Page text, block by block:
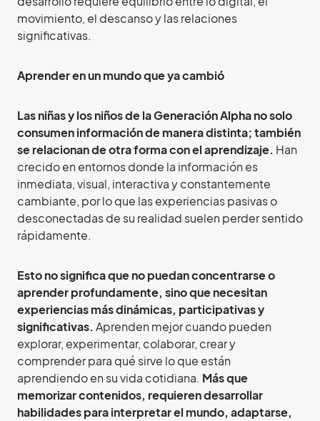
movimiento, el descanso y las relaciones
significativas.
Aprender en un mundo que ya cambió
Las niñas y los niños de la Generación Alpha no solo
consumen información de manera distinta; también
se relacionan de otra forma con el aprendizaje. Han
crecido en entornos donde la información es
inmediata, visual, interactiva y constantemente
cambiante, por lo que las experiencias pasivas o
desconectadas de su realidad suelen perder sentido
rápidamente.
Esto no significa que no puedan concentrarse o
aprender profundamente, sino que necesitan
experiencias más dinámicas, participativas y
significativas. Aprenden mejor cuando pueden
explorar, experimentar, colaborar, crear y
comprender para qué sirve lo que están
aprendiendo en su vida cotidiana. Más que
memorizar contenidos, requieren desarrollar
habilidades para interpretar el mundo, adaptarse,